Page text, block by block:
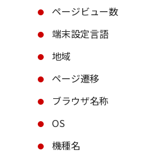
ページビュー数
端末設定言語
地域
ページ遷移
ブラウザ名称
OS
機種名